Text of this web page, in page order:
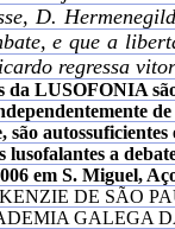
D.
e que a
regressa
da LUSOFONIA
são
a
em S. Miguel,
DE SÃO
GALEGA